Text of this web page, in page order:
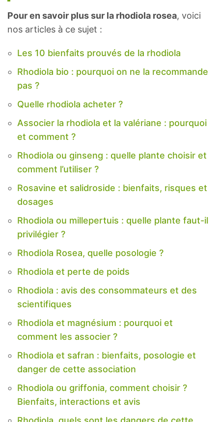
Pour en savoir plus sur la rhodiola rosea, voici
nos articles à ce sujet :
Les 10 bienfaits prouvés de la rhodiola
Rhodiola bio : pourquoi on ne la recommande
pas ?
Quelle rhodiola acheter ?
Associer la rhodiola et la valériane : pourquoi
et comment ?
Rhodiola ou ginseng : quelle plante choisir et
comment l’utiliser ?
Rosavine et salidroside : bienfaits, risques et
dosages
Rhodiola ou millepertuis : quelle plante faut-il
privilégier ?
Rhodiola Rosea, quelle posologie ?
Rhodiola et perte de poids
Rhodiola : avis des consommateurs et des
scientifiques
Rhodiola et magnésium : pourquoi et
comment les associer ?
Rhodiola et safran : bienfaits, posologie et
danger de cette association
Rhodiola ou griffonia, comment choisir ?
Bienfaits, interactions et avis